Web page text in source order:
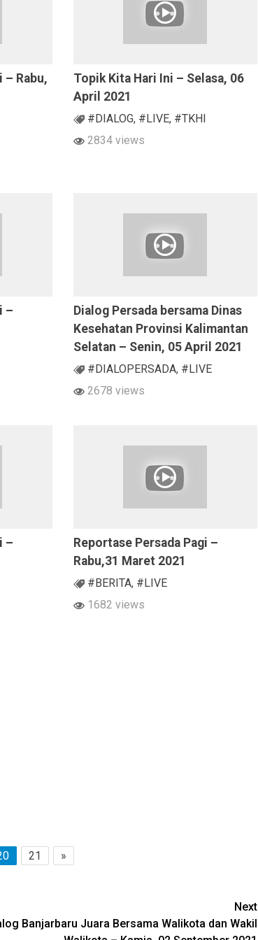
– Rabu,
Topik Kita Hari Ini – Selasa, 06
April 2021
#DIALOG, #LIVE, #TKHI
2834 views
–
Dialog Persada bersama Dinas
Kesehatan Provinsi Kalimantan
Selatan – Senin, 05 April 2021
#DIALOPERSADA, #LIVE
2678 views
–
Reportase Persada Pagi –
Rabu,31 Maret 2021
#BERITA, #LIVE
1682 views
21
»
Next
Banjarbaru Juara Bersama Walikota dan Wakil